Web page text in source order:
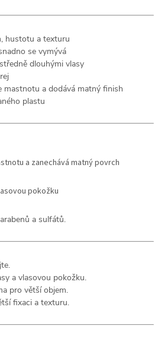
hustotu a texturu
se vymývá
dlouhými vlasy
mastnotu a dodává matný finish
plastu
a zanechává matný povrch
pokožku
a sulfátů.
a vlasovou pokožku.
pro větší objem.
fixaci a texturu.